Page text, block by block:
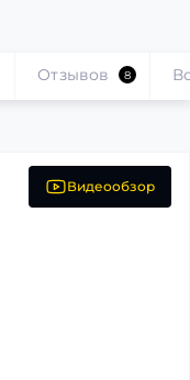
Отзывов 8
Видеообзор